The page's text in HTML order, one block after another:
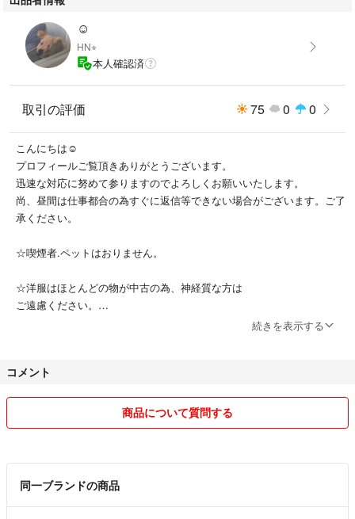
☺︎
HN⭐︎
本人確認済
取引の評価 75 0 0
こんにちは☺︎
プロフィールご覧頂きありがとうございます。
迅速な対応に努めて参りますのでよろしくお願いいたします。
尚、昼間は仕事都合の為すぐに返信等できない場合がございます。ご了
承ください。
☆喫煙者.ペットはおりません。
☆洋服はほとんどの物が中古の為、神経質な方は
ご遠慮ください。
品する場合もございます。
☆配送中のトラブル・事故については責任負いかねます。
1〜2日と記載されているものでも購入して頂いたタイミングによって
は前後する可能性ございますので予めご了承ください。
続きを表示する
コメント
商品について質問する
同一ブランドの商品